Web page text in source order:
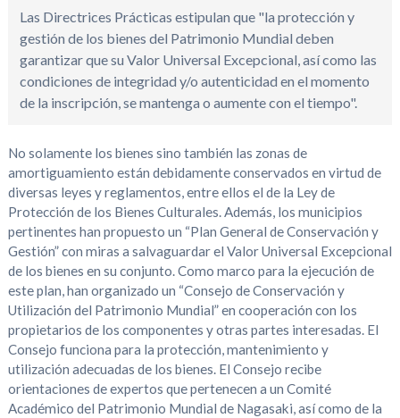
Las Directrices Prácticas estipulan que "la protección y
gestión de los bienes del Patrimonio Mundial deben
garantizar que su Valor Universal Excepcional, así como las
condiciones de integridad y/o autenticidad en el momento
de la inscripción, se mantenga o aumente con el tiempo".
No solamente los bienes sino también las zonas de
amortiguamiento están debidamente conservados en virtud de
diversas leyes y reglamentos, entre ellos el de la Ley de
Protección de los Bienes Culturales. Además, los municipios
pertinentes han propuesto un “Plan General de Conservación y
Gestión” con miras a salvaguardar el Valor Universal Excepcional
de los bienes en su conjunto. Como marco para la ejecución de
este plan, han organizado un “Consejo de Conservación y
Utilización del Patrimonio Mundial” en cooperación con los
propietarios de los componentes y otras partes interesadas. El
Consejo funciona para la protección, mantenimiento y
utilización adecuadas de los bienes. El Consejo recibe
orientaciones de expertos que pertenecen a un Comité
Académico del Patrimonio Mundial de Nagasaki, así como de la